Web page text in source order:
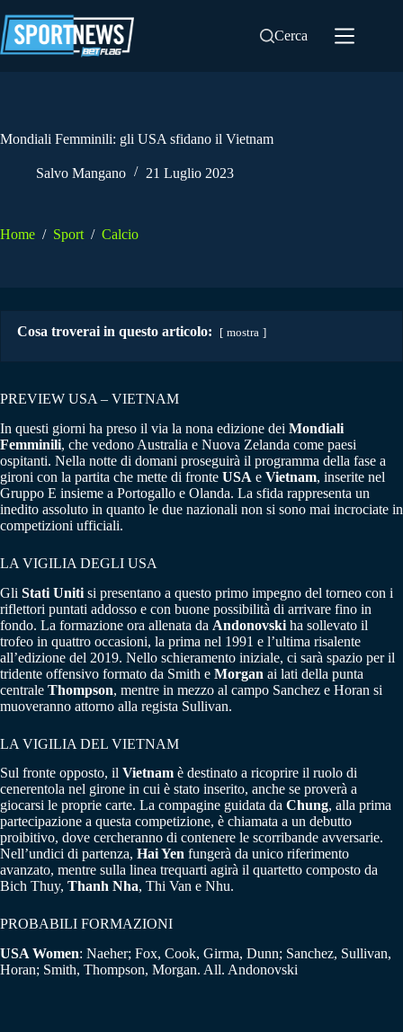
al
contenuto
Cerca
Mondiali Femminili: gli USA sfidano il Vietnam
Salvo Mangano 21 Luglio 2023
Home / Sport / Calcio
Cosa troverai in questo articolo: mostra
PREVIEW USA – VIETNAM
In questi giorni ha preso il via la nona edizione dei Mondiali
Femminili, che vedono Australia e Nuova Zelanda come paesi
ospitanti. Nella notte di domani proseguirà il programma della fase a
gironi con la partita che mette di fronte USA e Vietnam, inserite nel
Gruppo E insieme a Portogallo e Olanda. La sfida rappresenta un
inedito assoluto in quanto le due nazionali non si sono mai incrociate in
competizioni ufficiali.
LA VIGILIA DEGLI USA
Gli Stati Uniti si presentano a questo primo impegno del torneo con i
riflettori puntati addosso e con buone possibilità di arrivare fino in
fondo. La formazione ora allenata da Andonovski ha sollevato il
trofeo in quattro occasioni, la prima nel 1991 e l’ultima risalente
all’edizione del 2019. Nello schieramento iniziale, ci sarà spazio per il
tridente offensivo formato da Smith e Morgan ai lati della punta
centrale Thompson, mentre in mezzo al campo Sanchez e Horan si
muoveranno attorno alla regista Sullivan.
LA VIGILIA DEL VIETNAM
Sul fronte opposto, il Vietnam è destinato a ricoprire il ruolo di
cenerentola nel girone in cui è stato inserito, anche se proverà a
giocarsi le proprie carte. La compagine guidata da Chung, alla prima
partecipazione a questa competizione, è chiamata a un debutto
proibitivo, dove cercheranno di contenere le scorribande avversarie.
Nell’undici di partenza, Hai Yen fungerà da unico riferimento
avanzato, mentre sulla linea trequarti agirà il quartetto composto da
Bich Thuy, Thanh Nha, Thi Van e Nhu.
PROBABILI FORMAZIONI
USA Women: Naeher; Fox, Cook, Girma, Dunn; Sanchez, Sullivan,
Horan; Smith, Thompson, Morgan. All. Andonovski